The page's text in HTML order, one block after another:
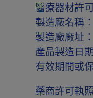
醫療器材許
製造廠名稱
製造廠廠址
產品製造日
有效期間或
藥商許可執